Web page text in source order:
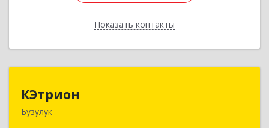
Показать контакты
Назад
КЭтрион
Бузулук
461040, Оренбургская обл, Бузулук г, Пушкина